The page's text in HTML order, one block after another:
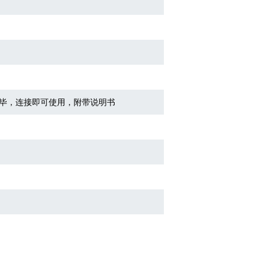
，连接即可使用，附带说明书